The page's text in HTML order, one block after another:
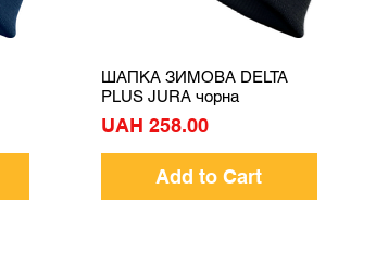
Quick View
ШАПКА ЗИМОВА DELTA
PLUS JURA чорна
Price
UAH 258.00
Add to Cart